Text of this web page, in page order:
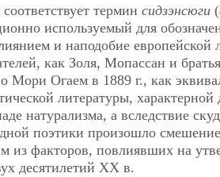
термин сидзэнсюги (
используемый для
и наподобие европейской
как Золя, Мопассан и
Мори Огаем в 1889 г., как
литературы, характерной
натурализма, а вследствие
поэтики произошло
из факторов, повлиявших на
десятилетий ХХ в.